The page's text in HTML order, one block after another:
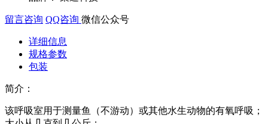
留言咨询 QQ咨询 微信公众号
详细信息
规格参数
包装
简介：
该呼吸室用于测量鱼（不游动）或其他水生动物的有氧呼吸；